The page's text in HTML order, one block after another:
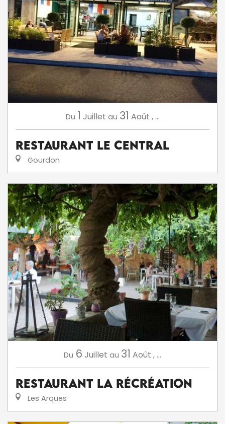
Du 1 Juillet au 31 Août , ...
Restaurant Le Central
Gourdon
Du 6 Juillet au 31 Août , ...
Restaurant La Récréation
Les Arques